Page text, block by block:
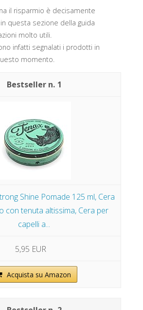
il risparmio è decisamente
questa sezione della guida
molto utili.
infatti segnalati i prodotti in
momento.
1
Shine Pomade 125 ml, Cera
con tenuta altissima, Cera per
capelli a...
5,95 EUR
Acquista su Amazon